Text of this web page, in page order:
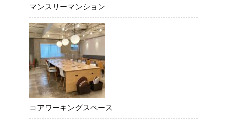
マンスリーマンション
コアワーキングスペース